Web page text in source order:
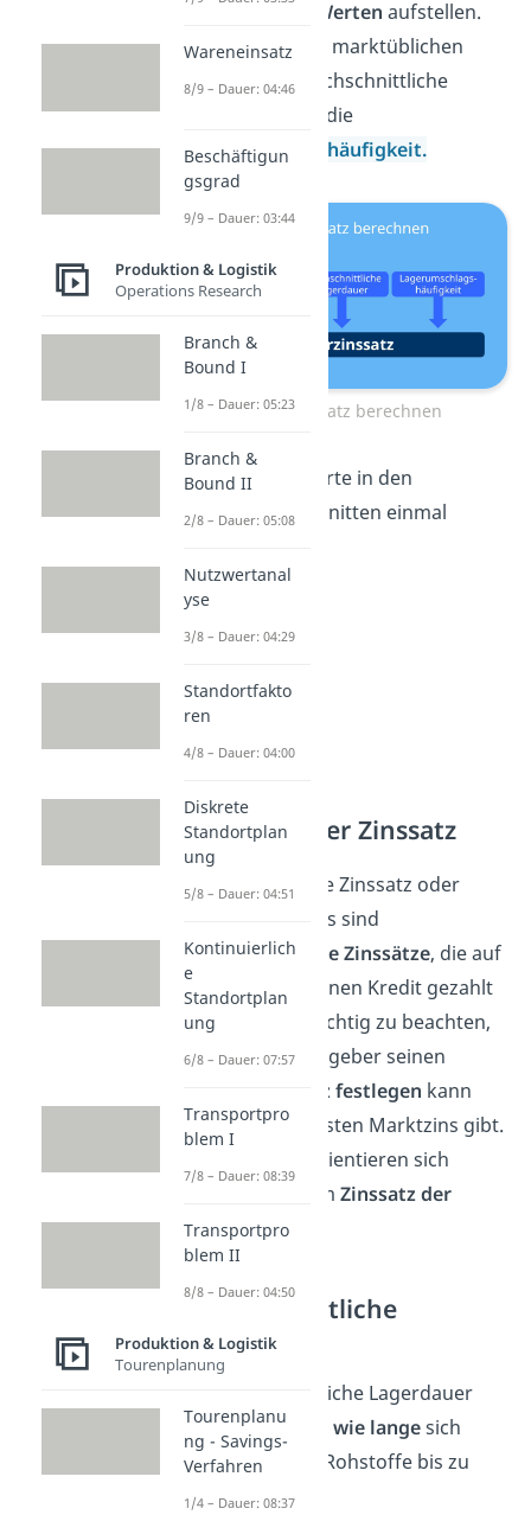
verschiedenen Werten aufstellen.
Du brauchst den marktüblichen
Zinssatz, die durchschnittliche
Lagerdauer und die
Lagerumschlagshäufigkeit.
Lagerzinssatz berechnen
Schau dir die Werte in den
folgenden Abschnitten einmal
Marktüblicher Zinssatz
Der marktübliche Zinssatz oder
übliche Marktzins sind
durchschnittliche Zinssätze, die auf
dem Markt für einen Kredit gezahlt
werden. Es ist wichtig zu beachten,
dass jeder Kreditgeber seinen
eigenen Zinssatz festlegen kann
und es keinen festen Marktzins gibt.
Unternehmen orientieren sich
deshalb meist amZinssatz der
Banken.
Durchschnittliche
Lagerdauer
Als durchschnittliche Lagerdauer
wird angegeben,wie langesich
Materialien und Rohstoffe bis zu
ihrer
Wareneinsatz
8/9 – Dauer: 04:46
Beschäftigun
gsgrad
9/9 – Dauer: 03:44
Produktion & Logistik
Operations Research
Branch &
Bound I
1/8 – Dauer: 05:23
Branch &
Bound II
2/8 – Dauer: 05:08
Nutzwertanal
yse
3/8 – Dauer: 04:29
Standortfakto
ren
4/8 – Dauer: 04:00
Diskrete
Standortplan
ung
5/8 – Dauer: 04:51
Kontinuierlich
e
Standortplan
ung
6/8 – Dauer: 07:57
Transportpro
blem I
7/8 – Dauer: 08:39
Transportpro
blem II
8/8 – Dauer: 04:50
Produktion & Logistik
Tourenplanung
Tourenplanu
ng - Savings-
Verfahren
1/4 – Dauer: 08:37